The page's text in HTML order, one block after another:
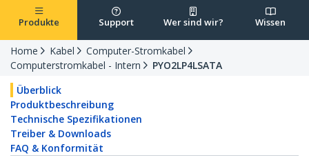
Produkte Support Wer sind wir? Wissen
Home Kabel
Computer-Stromkabel
Computerstromkabel - Intern
PYO2LP4LSATA
Überblick
Produktbeschreibung
Technische Spezifikationen
Treiber & Downloads
FAQ & Konformität